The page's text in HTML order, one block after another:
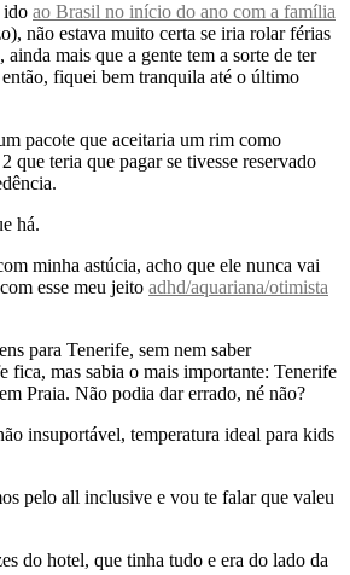
ido ao Brasil no início do ano com a família
não estava muito certa se iria rolar férias
mais que a gente tem a sorte de ter
fiquei bem tranquila até o último
pacote que aceitaria um rim como
que teria que pagar se tivesse reservado
há.
minha astúcia, acho que ele nunca vai
esse meu jeito adhd/aquariana/otimista
para Tenerife, sem nem saber
fica, mas sabia o mais importante: Tenerife
Praia. Não podia dar errado, né não?
insuportável, temperatura ideal para kids
pelo all inclusive e vou te falar que valeu
do hotel, que tinha tudo e era do lado da